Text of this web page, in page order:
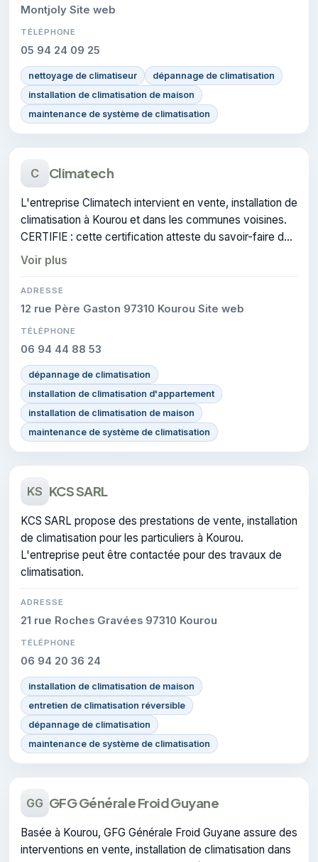
Montjoly Site web
TÉLÉPHONE
05 94 24 09 25
nettoyage de climatiseur
dépannage de climatisation
installation de climatisation de maison
maintenance de système de climatisation
C Climatech
L'entreprise Climatech intervient en vente, installation de
climatisation à Kourou et dans les communes voisines.
CERTIFIE : cette certification atteste du savoir-faire de
l'entreprise.
Voir plus
ADRESSE
12 rue Père Gaston 97310 Kourou Site web
TÉLÉPHONE
06 94 44 88 53
dépannage de climatisation
installation de climatisation d'appartement
installation de climatisation de maison
maintenance de système de climatisation
KS KCS SARL
KCS SARL propose des prestations de vente, installation
de climatisation pour les particuliers à Kourou.
L'entreprise peut être contactée pour des travaux de
climatisation.
ADRESSE
21 rue Roches Gravées 97310 Kourou
TÉLÉPHONE
06 94 20 36 24
installation de climatisation de maison
entretien de climatisation réversible
dépannage de climatisation
maintenance de système de climatisation
GG GFG Générale Froid Guyane
Basée à Kourou, GFG Générale Froid Guyane assure des
interventions en vente, installation de climatisation dans